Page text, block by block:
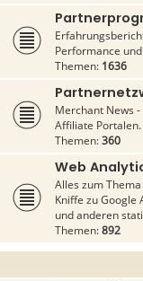
Performance
Themen: 1636
Merchant News
Affiliate Portalen.
Themen:360
Web
Alles zum
Kniffe zu Google
und anderen
Themen:892